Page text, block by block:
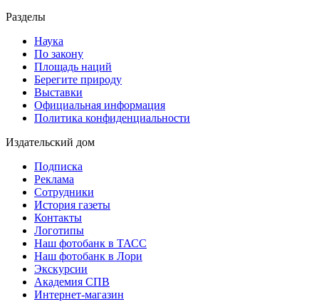
Разделы
Наука
По закону
Площадь наций
Берегите природу
Выставки
Официальная информация
Политика конфиденциальности
Издательский дом
Подписка
Реклама
Сотрудники
История газеты
Контакты
Логотипы
Наш фотобанк в ТАСС
Наш фотобанк в Лори
Экскурсии
Академия СПВ
Интернет-магазин